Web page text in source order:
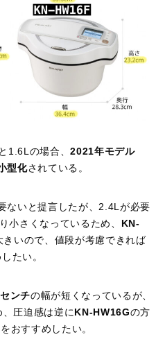
1.6Lの場合、2021年モデル
型化されている。
ないと提言したが、2.4Lが必要
小さくなっているため、 KN-
いので、値段が考慮できれば
たい。
ンチの幅が短くなっているが、
圧迫感は逆に KN-HW16Gの方
をおすすめしたい。